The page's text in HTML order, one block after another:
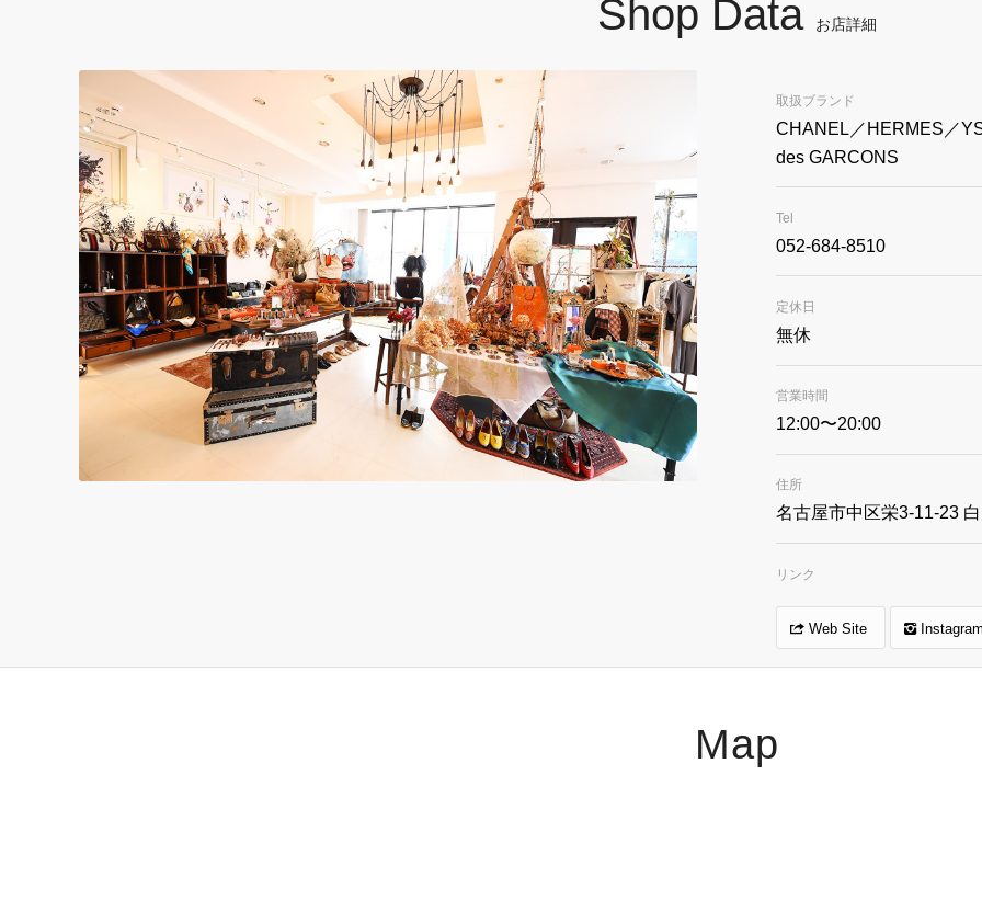
Shop Data お店詳細
取扱ブランド
CHANEL／HERMES／
des GARCONS
Tel
052-684-8510
定休日
無休
営業時間
12:00〜20:00
住所
名古屋市中区栄3-11-23
リンク
Web Site Instagram
Map